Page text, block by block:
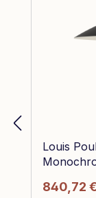
Louis
840,72 €